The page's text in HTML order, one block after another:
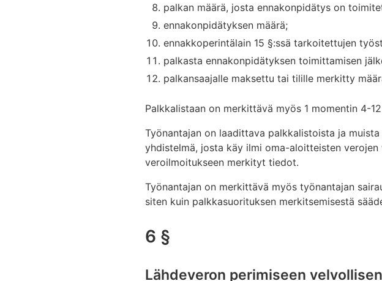
palkan määrä, josta ennakonpidätys on
ennakonpidätyksen määrä;
ennakkoperintälain 15 §:ssä tarkoitettujen
palkasta ennakonpidätyksen toimittamisen
palkansaajalle maksettu tai tilille merkitty
Palkkalistaan on merkittävä myös 1 momentin 4-
Työnantajan on laadittava palkkalistoista ja
yhdistelmä, josta käy ilmi oma-aloitteisten
veroilmoitukseen merkityt tiedot.
Työnantajan on merkittävä myös työnantajan
siten kuin palkkasuorituksen merkitsemisestä
6 §
Lähdeveron perimiseen